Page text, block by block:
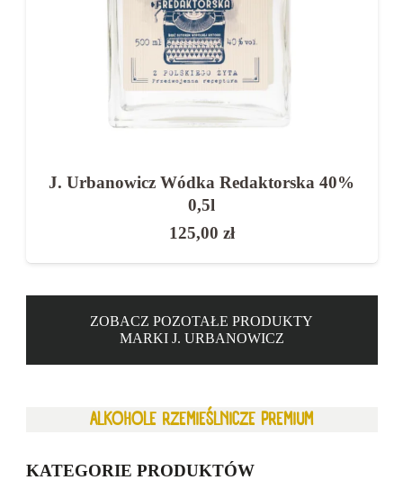
J. Urbanowicz Wódka Redaktorska 40%
0,5l
125,00 zł
ZOBACZ POZOTAŁE PRODUKTY
MARKI J. URBANOWICZ
ALKOHOLE RZEMIEŚLNICZE PREMIUM
KATEGORIE PRODUKTÓW